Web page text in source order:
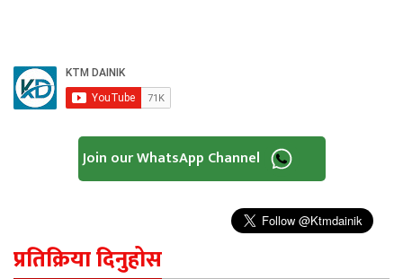
Join our WhatsApp Channel
प्रतिक्रिया दिनुहोस